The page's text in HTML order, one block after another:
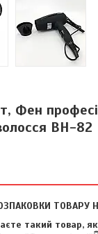
Фен
BH-82
ТОВАРУ
такий товар,